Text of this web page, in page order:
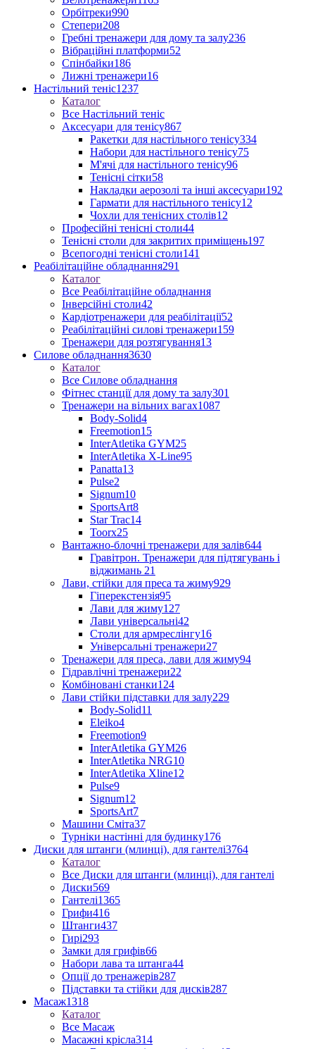
Орбітреки990
Степери208
Гребні тренажери для дому та залу236
Вібраційні платформи52
Спінбайки186
Лижні тренажери16
Настільний теніс1237
Каталог
Все Настільний теніс
Аксесуари для тенісу867
Ракетки для настільного тенісу334
Набори для настільного тенісу75
М'ячі для настільного тенісу96
Тенісні сітки58
Накладки аерозолі та інші аксесуари192
Гармати для настільного тенісу12
Чохли для тенісних столів12
Професійні тенісні столи44
Тенісні столи для закритих приміщень197
Всепогодні тенісні столи141
Реабілітаційне обладнання291
Каталог
Все Реабілітаційне обладнання
Інверсійні столи42
Кардіотренажери для реабілітації52
Реабілітаційні силові тренажери159
Тренажери для розтягування13
Силове обладнання3630
Каталог
Все Силове обладнання
Фітнес станції для дому та залу301
Тренажери на вільних вагах1087
Body-Solid4
Freemotion15
InterAtletika GYM25
InterAtletika X-Line95
Panatta13
Pulse2
Signum10
SportsArt8
Star Trac14
Toorx25
Вантажно-блочні тренажери для залів644
Гравітрон. Тренажери для підтягувань і
віджимань 21
Лави, стійки для преса та жиму929
Гіперекстензія95
Лави для жиму127
Лави універсальні42
Столи для армреслінгу16
Універсальні тренажери27
Тренажери для преса, лави для жиму94
Гідравлічні тренажери22
Комбіновані станки124
Лави стійки підставки для залу229
Body-Solid11
Eleiko4
Freemotion9
InterAtletika GYM26
InterAtletika NRG10
InterAtletika Xline12
Pulse9
Signum12
SportsArt7
Машини Сміта37
Турніки настінні для будинку176
Диски для штанги (млинці), для гантелі3764
Каталог
Все Диски для штанги (млинці), для гантелі
Диски569
Гантелі1365
Грифи416
Штанги437
Гирі293
Замки для грифів66
Набори лава та штанга44
Опції до тренажерів287
Підставки та стійки для дисків287
Масаж1318
Каталог
Все Масаж
Масажні крісла314